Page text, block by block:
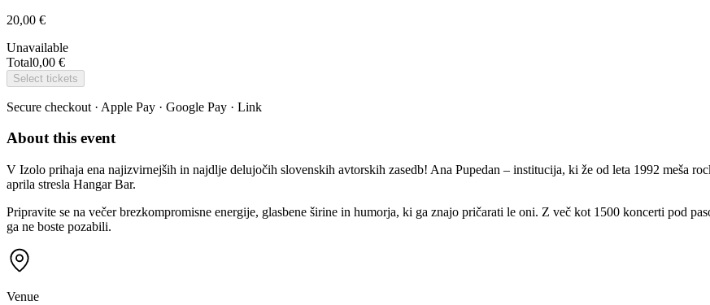
20,00 €
Unavailable
Total0,00 €
Select tickets
Secure checkout · Apple Pay · Google Pay · Link
About this event
V Izolo prihaja ena najizvirnejših in najdlje delujočih slovenskih avtorskih zasedb! Ana Pupedan – institucija, ki že od leta 1992 meša
aprila stresla Hangar Bar.
Pripravite se na večer brezkompromisne energije, glasbene širine in humorja, ki ga znajo pričarati le oni. Z več kot 1500 koncerti pod
ga ne boste pozabili.
Venue